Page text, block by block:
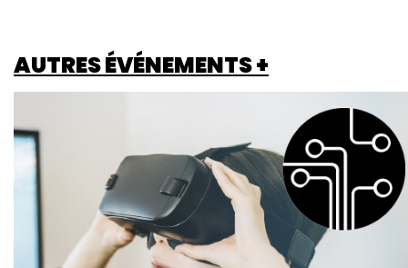
AUTRES ÉVÉNEMENTS +